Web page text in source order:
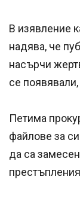
В изявление
надява, че
насърчи
се появявали,
Петима
файлове за
да са